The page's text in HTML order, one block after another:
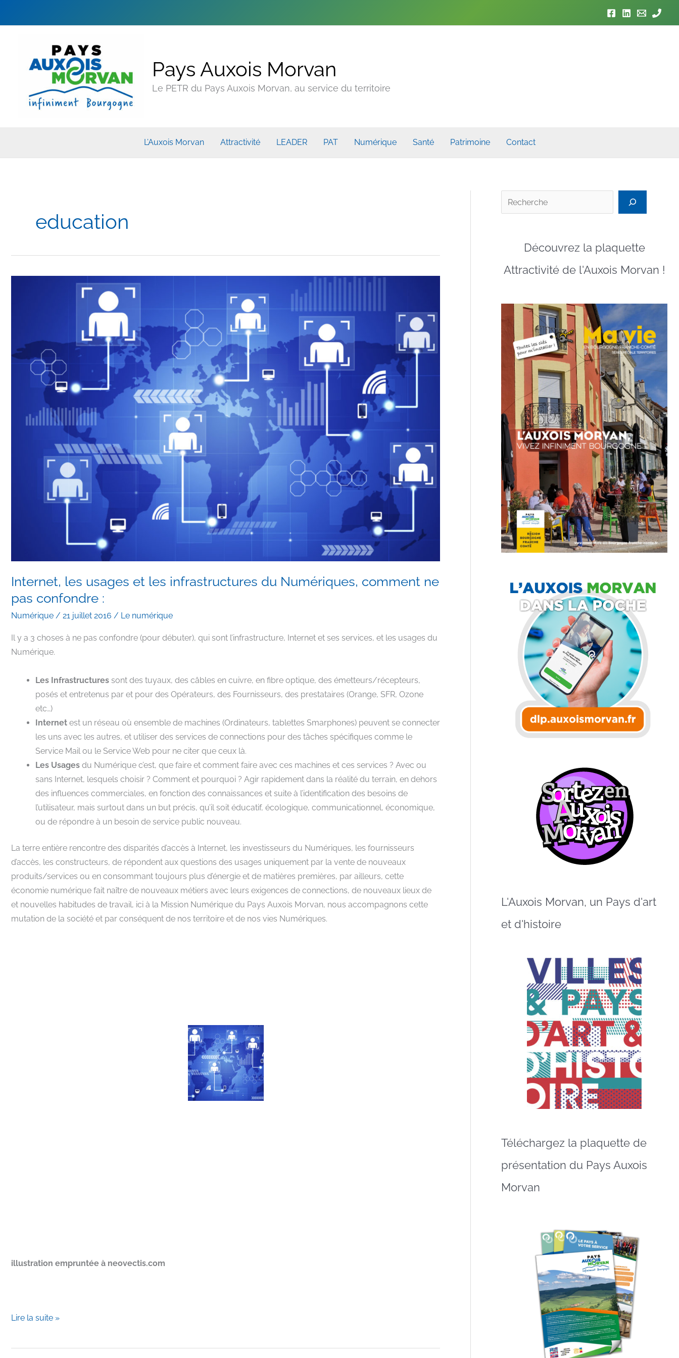
Pays Auxois Morvan
Le PETR du Pays Auxois Morvan, au service du territoire
L’Auxois Morvan Attractivité LEADER PAT Numérique Santé Patrimoine Contact
education
Internet, les usages et les infrastructures du Numériques, comment ne
pas confondre :
Numérique / 21 juillet 2016 / Le numérique
Il y a 3 choses à ne pas confondre (pour débuter), qui sont l’infrastructure, Internet et ses services, et les usages du
Numérique.
Les Infrastructures sont des tuyaux, des câbles en cuivre, en fibre optique, des émetteurs/récepteurs,
posés et entretenus par et pour des Opérateurs, des Fournisseurs, des prestataires (Orange, SFR, Ozone
etc…)
Internet est un réseau où ensemble de machines (Ordinateurs, tablettes Smarphones) peuvent se connecter
les uns avec les autres, et utiliser des services de connections pour des tâches spécifiques comme le
Service Mail ou le Service Web pour ne citer que ceux là.
Les Usages du Numérique c’est, que faire et comment faire avec ces machines et ces services ? Avec ou
sans Internet, lesquels choisir ? Comment et pourquoi ? Agir rapidement dans la réalité du terrain, en dehors
des influences commerciales, en fonction des connaissances et suite à l’identification des besoins de
l’utilisateur, mais surtout dans un but précis, qu’il soit éducatif, écologique, communicationnel, économique,
ou de répondre à un besoin de service public nouveau.
La terre entière rencontre des disparités d’accès à Internet, les investisseurs du Numériques, les fournisseurs
d’accès, les constructeurs, de répondent aux questions des usages uniquement par la vente de nouveaux
produits/services ou en consommant toujours plus d’énergie et de matières premières, par ailleurs, cette
économie numérique fait naître de nouveaux métiers avec leurs exigences de connections, de nouveaux lieux de
et nouvelles habitudes de travail, ici à la Mission Numérique du Pays Auxois Morvan, nous accompagnons cette
mutation de la société et par conséquent de nos territoire et de nos vies Numériques.
illustration empruntée à neovectis.com
Internet,
usages
Lire la suite »
Découvrez la plaquette
Attractivité de l'Auxois Morvan !
L'Auxois Morvan, un Pays d'art
et d'histoire
Téléchargez la plaquette de
présentation du Pays Auxois
Morvan